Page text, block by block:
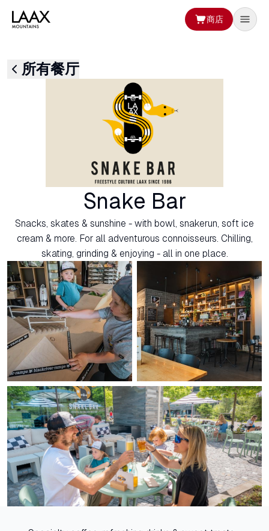
商店
所有餐厅
Snake Bar
Snacks, skates & sunshine - with bowl, snakerun, soft ice
cream & more. For all adventurous connoisseurs. Chilling,
skating, grinding & enjoying - all in one place.